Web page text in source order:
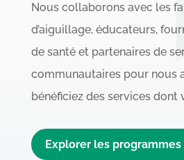
Nous collaborons avec les
d’aiguillage, éducateurs,
de santé et partenaires de
communautaires pour nous
bénéficiez des services dont
Explorer les